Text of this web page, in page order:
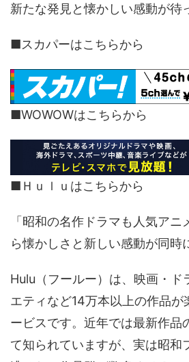
新たな発見と懐かしい感動が待
■スカパーはこちらから
■WOWOWはこちらから
■Ｈｕｌｕはこちらから
「昭和の名作ドラマも人気ア
ら懐かしさと新しい感動が同時
Hulu（フールー）は、映画・ド
エティなど14万本以上の作品が
ービスです。近年では最新作品
て知られていますが、実は昭和